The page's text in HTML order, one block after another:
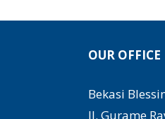
OUR OFFICE
Bekasi
Jl. Gurame